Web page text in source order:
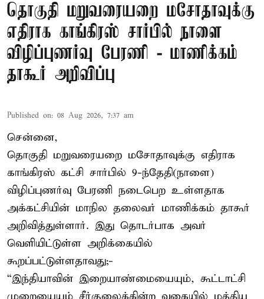
தொகுதி மறுவரையறை மசோதாவுக்கு
எதிராக காங்கிரஸ் சார்பில் நாளை
விழிப்புணர்வு பேரணி - மாணிக்கம்
தாகூர் அறிவிப்பு
Published on: 08 Aug 2026, 7:37 am
சென்னை,
தொகுதி மறுவரையறை மசோதாவுக்கு எதிராக
காங்கிரஸ் கட்சி சார்பில் 9-ந்தேதி(நாளை)
விழிப்புணர்வு பேரணி நடைபெற உள்ளதாக
அக்கட்சியின் மாநில தலைவர் மாணிக்கம் தாகூர்
அறிவித்துள்ளார். இது தொடர்பாக அவர்
வெளியிட்டுள்ள அறிக்கையில்
கூறப்பட்டுள்ளதாவது;-
“இந்தியாவின் இறையாண்மையையும், கூட்டாட்சி
முறையையும் சீர்குலைக்கின்ற வகையில் மத்திய